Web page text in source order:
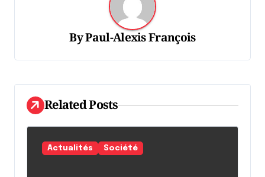
d
e
l
'
a
ByPaul-Alexis François
Related Posts
Actualités Société